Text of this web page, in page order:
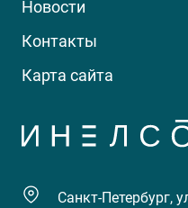
Новости
Контакты
Карта сайта
Санкт-Петербург,